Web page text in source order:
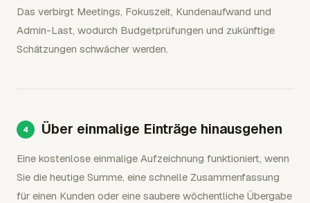
Das verbirgt Meetings, Fokuszeit, Kundenaufwand und
Admin-Last, wodurch Budgetprüfungen und zukünftige
Schätzungen schwächer werden.
Über einmalige Einträge hinausgehen
Eine kostenlose einmalige Aufzeichnung funktioniert, wenn
Sie die heutige Summe, eine schnelle Zusammenfassung
für einen Kunden oder eine saubere wöchentliche Übergabe